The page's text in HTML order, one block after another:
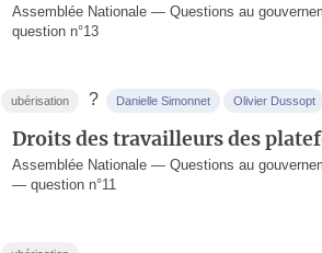
Assemblée Nationale — Questions au
question n°13
ubérisation ? Danielle Simonnet Olivier Dussopt
Droits des travailleurs des
Assemblée Nationale — Questions au
— question n°11